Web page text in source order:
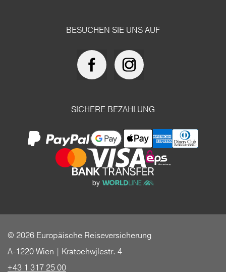
BESUCHEN SIE UNS AUF
SICHERE BEZAHLUNG
© 2026 Europäische Reiseversicherung
A-1220 Wien | Kratochwjlestr. 4
+43 1 317 25 00